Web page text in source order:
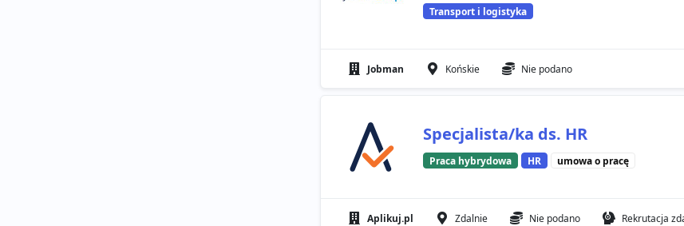
Transport i logistyka
Jobman Końskie Nie podano
Specjalista/ka ds. HR
Praca hybrydowa HR umowa o pracę
Aplikuj.pl Zdalnie Nie podano Rekrutacja